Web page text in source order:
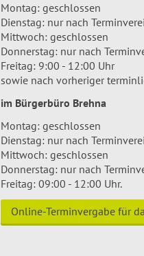
Montag: geschlossen
Dienstag: nur nach
Mittwoch: geschlossen
Donnerstag: nur nach
Freitag: 9:00 - 12:00 Uhr
sowie nach vorheriger
im Bürgerbüro Brehna
Montag: geschlossen
Dienstag: nur nach
Mittwoch: geschlossen
Donnerstag: nur nach
Freitag: 09:00 - 12:00 Uhr.
Online-Terminvergabe für